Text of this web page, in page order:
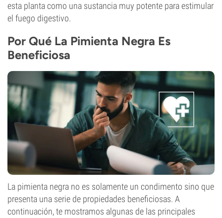
esta planta como una sustancia muy potente para estimular
el fuego digestivo.
Por Qué La Pimienta Negra Es
Beneficiosa
La pimienta negra no es solamente un condimento sino que
presenta una serie de propiedades beneficiosas. A
continuación, te mostramos algunas de las principales